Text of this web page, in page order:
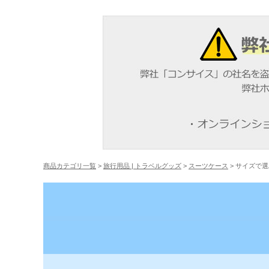
商品カテゴリ一覧 > 旅行用品 | トラベルグッズ > スーツケース > サイズで